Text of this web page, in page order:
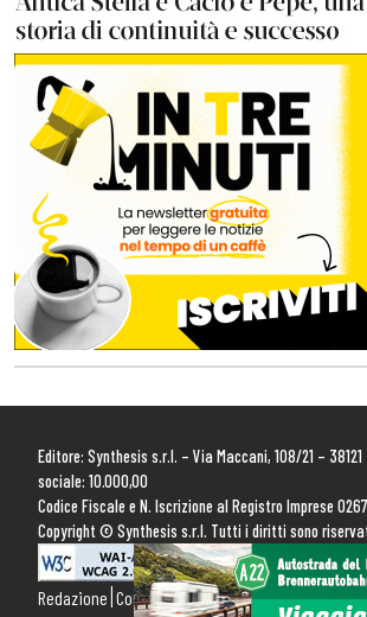
Editore: Synthesis s.r.l. – Via Maccani, 108/21 –
sociale: 10.000,00
Codice Fiscale e N. Iscrizione al Registro Imprese
Copyright © Synthesis s.r.l. Tutti i diritti sono
Redazione Contattaci Pubblicità Privacy Policy